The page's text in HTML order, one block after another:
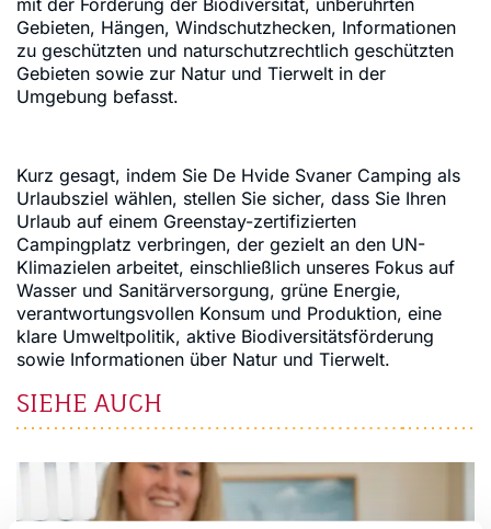
Gebieten, Hängen, Windschutzhecken, Informationen
zu geschützten und naturschutzrechtlich geschützten
Gebieten sowie zur Natur und Tierwelt in der
Umgebung befasst.
Kurz gesagt, indem Sie De Hvide Svaner Camping als
Urlaubsziel wählen, stellen Sie sicher, dass Sie Ihren
Urlaub auf einem Greenstay-zertifizierten
Campingplatz verbringen, der gezielt an den UN-
Klimazielen arbeitet, einschließlich unseres Fokus auf
Wasser und Sanitärversorgung, grüne Energie,
verantwortungsvollen Konsum und Produktion, eine
klare Umweltpolitik, aktive Biodiversitätsförderung
sowie Informationen über Natur und Tierwelt.
SIEHE AUCH